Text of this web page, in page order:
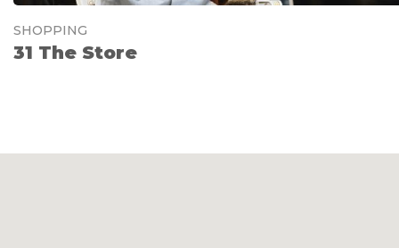
SHOPPING
31 The Store